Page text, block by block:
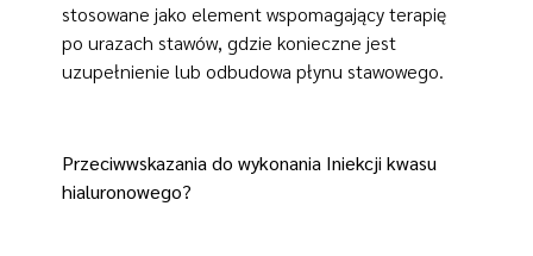
stosowane jako element wspomagający terapię
po urazach stawów, gdzie konieczne jest
uzupełnienie lub odbudowa płynu stawowego.
Przeciwwskazania do wykonania Iniekcji kwasu
hialuronowego?